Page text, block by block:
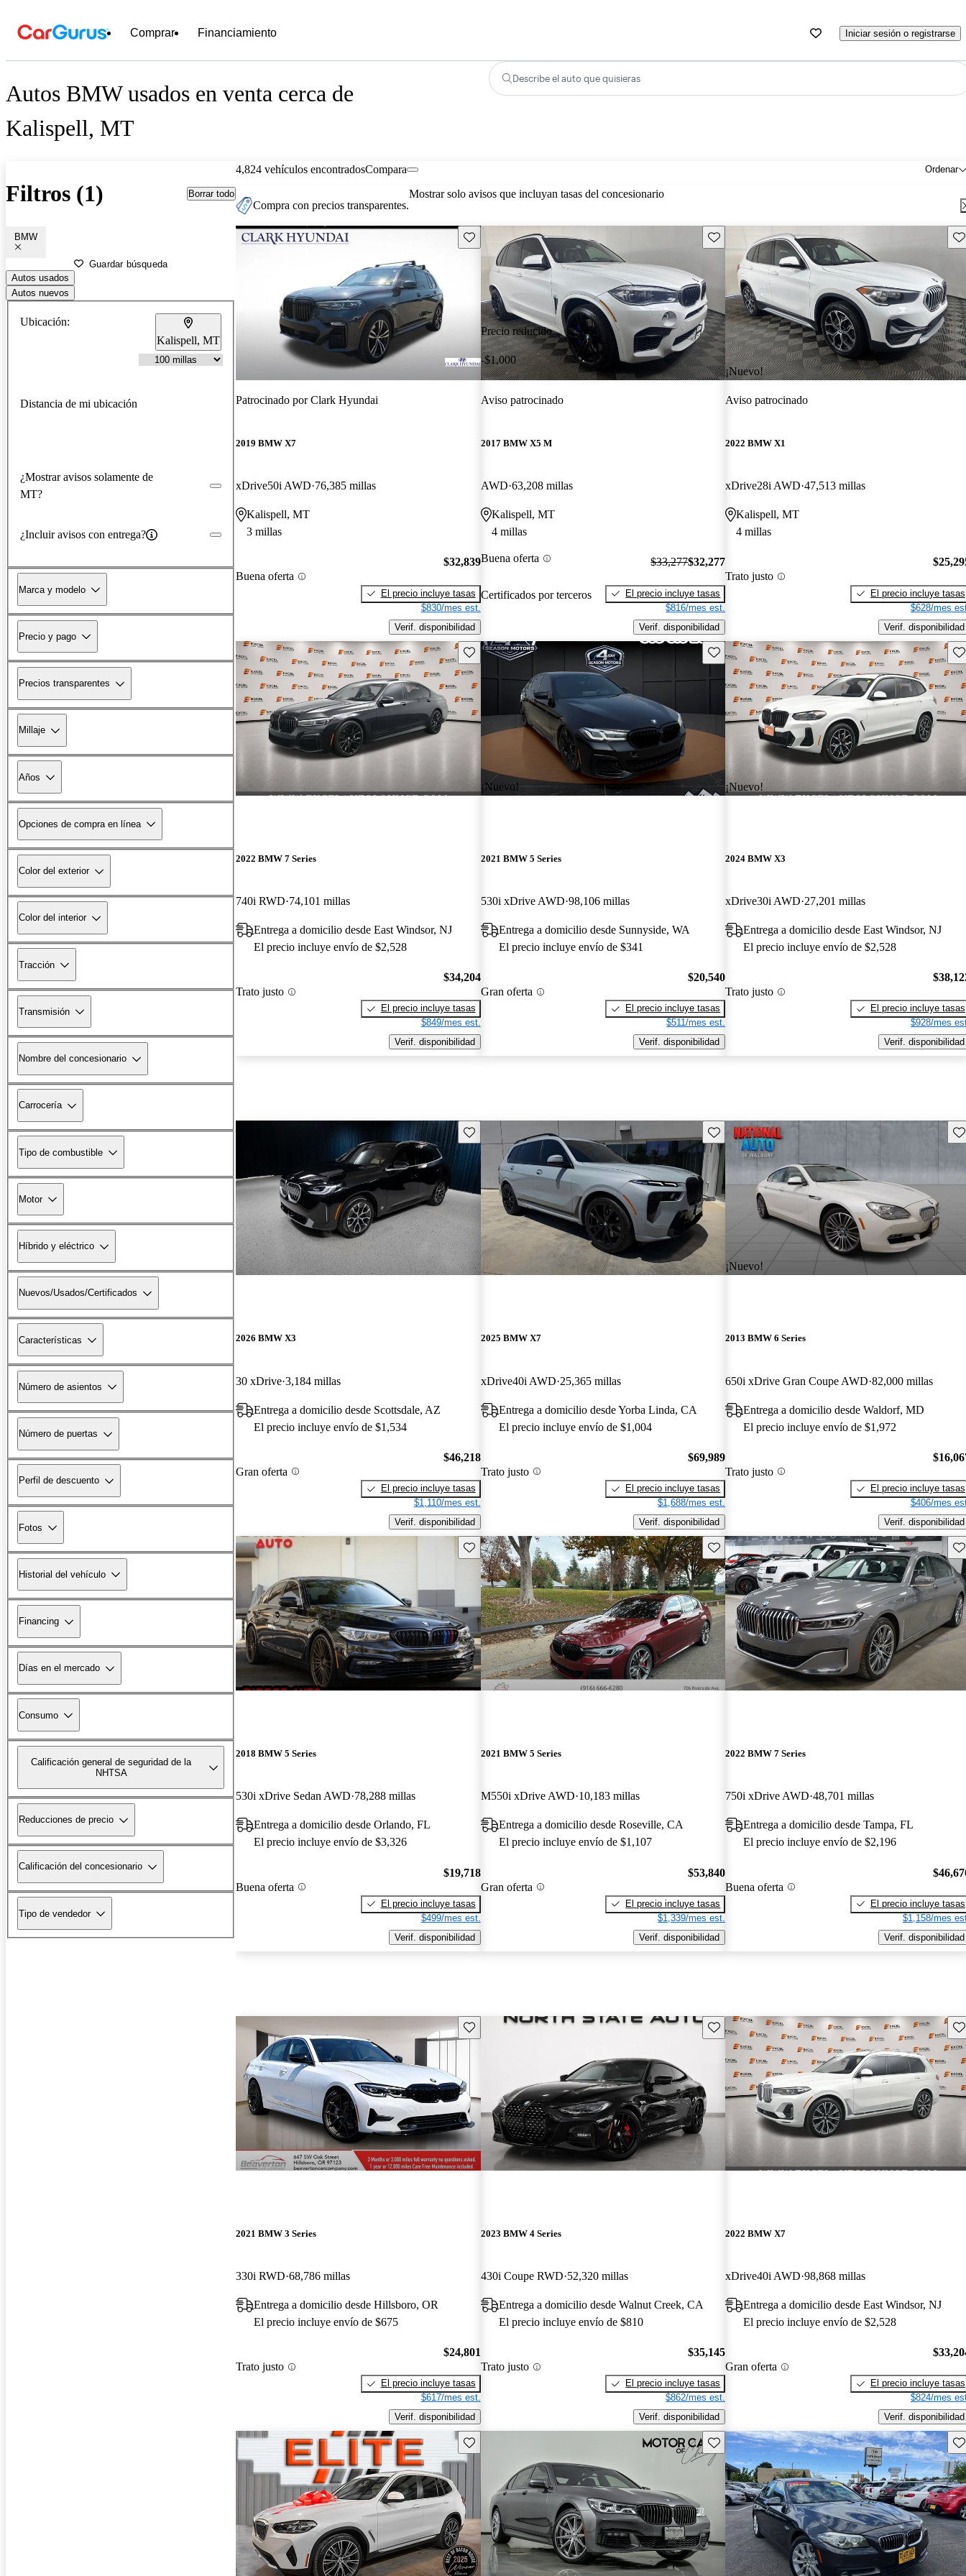
Comprar Financiamiento Iniciar sesión o registrarse
Autos BMW usados en venta cerca de
Kalispell, MT
Describe el auto que quisieras
Filtros (1) Borrar todo
BMW
Guardar búsqueda
Autos usados
Autos nuevos
Ubicación:
Kalispell, MT
Distancia de mi ubicación
¿Mostrar avisos solamente de
MT?
¿Incluir avisos con entrega?
Marca y modelo
Precio y pago
Precios transparentes
Millaje
Años
Opciones de compra en línea
Color del exterior
Color del interior
Tracción
Transmisión
Nombre del concesionario
Carrocería
Tipo de combustible
Motor
Híbrido y eléctrico
Nuevos/Usados/Certificados
Características
Número de asientos
Número de puertas
Perfil de descuento
Fotos
Historial del vehículo
Financing
Días en el mercado
Consumo
Calificación general de seguridad de la
NHTSA
Reducciones de precio
Calificación del concesionario
Tipo de vendedor
4,824 vehículos encontrados Ordenar
Compara
Compra con precios transparentes.
Mostrar solo avisos que incluyan tasas del concesionario
Guarda este Aviso
Patrocinado porClark Hyundai
2019 BMW X7
xDrive50i AWD 76,385 millas
Kalispell, MT
3 millas
Buena oferta
$32,839
El precio incluye tasas
$830/mes est.
Verif. disponibilidad
Precio reducido
-$1,000
Guarda este Aviso
Aviso patrocinado
2017 BMW X5 M
AWD 63,208 millas
Kalispell, MT
4 millas
Buena oferta
Certificados por terceros
$33,277$32,277
El precio incluye tasas
$816/mes est.
Verif. disponibilidad
¡Nuevo!
Aviso patrocinado
2022 BMW X1
xDrive28i AWD 47,513 millas
Kalispell, MT
4 millas
Trato justo
El precio incluye tasas
$628/mes
Verif. disponibilidad
Guarda este Aviso
2022 BMW 7 Series
740i RWD 74,101 millas
Entrega a domicilio desde East Windsor, NJ
El precio incluye envío de $2,528
Trato justo
$34,204
El precio incluye tasas
$849/mes est.
Verif. disponibilidad
¡Nuevo!
Guarda este Aviso
2021 BMW 5 Series
530i xDrive AWD 98,106 millas
Entrega a domicilio desde Sunnyside, WA
El precio incluye envío de $341
Gran oferta
$20,540
El precio incluye tasas
$511/mes est.
Verif. disponibilidad
¡Nuevo!
2024 BMW X3
xDrive30i AWD 27,201 millas
Entrega a domicilio desde East Windsor, NJ
El precio incluye envío de $2,528
Trato justo
El precio incluye tasas
$928/mes
Verif. disponibilidad
Guarda este Aviso
2026 BMW X3
30 xDrive 3,184 millas
Entrega a domicilio desde Scottsdale, AZ
El precio incluye envío de $1,534
Gran oferta
$46,218
El precio incluye tasas
$1,110/mes est.
Verif. disponibilidad
Guarda este Aviso
2025 BMW X7
xDrive40i AWD 25,365 millas
Entrega a domicilio desde Yorba Linda, CA
El precio incluye envío de $1,004
Trato justo
$69,989
El precio incluye tasas
$1,688/mes est.
Verif. disponibilidad
¡Nuevo!
2013 BMW 6 Series
650i xDrive Gran Coupe AWD 82,000 millas
Entrega a domicilio desde Waldorf, MD
El precio incluye envío de $1,972
Trato justo
El precio incluye tasas
$406/mes
Verif. disponibilidad
Guarda este Aviso
2018 BMW 5 Series
530i xDrive Sedan AWD 78,288 millas
Entrega a domicilio desde Orlando, FL
El precio incluye envío de $3,326
Buena oferta
$19,718
El precio incluye tasas
$499/mes est.
Verif. disponibilidad
Guarda este Aviso
2021 BMW 5 Series
M550i xDrive AWD 10,183 millas
Entrega a domicilio desde Roseville, CA
El precio incluye envío de $1,107
Gran oferta
$53,840
El precio incluye tasas
$1,339/mes est.
Verif. disponibilidad
2022 BMW 7 Series
750i xDrive AWD 48,701 millas
Entrega a domicilio desde Tampa, FL
El precio incluye envío de $2,196
Buena oferta
El precio incluye tasas
$1,158/mes
Verif. disponibilidad
Guarda este Aviso
2021 BMW 3 Series
330i RWD 68,786 millas
Entrega a domicilio desde Hillsboro, OR
El precio incluye envío de $675
Trato justo
$24,801
El precio incluye tasas
$617/mes est.
Verif. disponibilidad
Guarda este Aviso
2023 BMW 4 Series
430i Coupe RWD 52,320 millas
Entrega a domicilio desde Walnut Creek, CA
El precio incluye envío de $810
Trato justo
$35,145
El precio incluye tasas
$862/mes est.
Verif. disponibilidad
2022 BMW X7
xDrive40i AWD 98,868 millas
Entrega a domicilio desde East Windsor, NJ
El precio incluye envío de $2,528
Gran oferta
El precio incluye tasas
$824/mes
Verif. disponibilidad
Guarda este Aviso Guarda este Aviso